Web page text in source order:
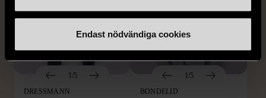
Endast nödvändiga cookies
1/5
DRESSMANN
1/5
BONDELID